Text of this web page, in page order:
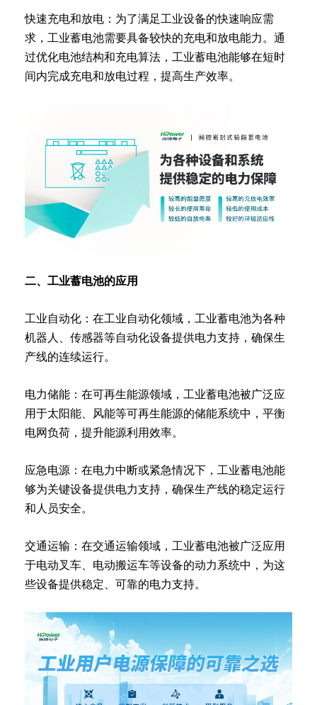
快速充电和放电：为了满足工业设备的快速响应需
求，工业蓄电池需要具备较快的充电和放电能力。通
过优化电池结构和充电算法，工业蓄电池能够在短时
间内完成充电和放电过程，提高生产效率。
二、工业蓄电池的应用
工业自动化：在工业自动化领域，工业蓄电池为各种
机器人、传感器等自动化设备提供电力支持，确保生
产线的连续运行。
电力储能：在可再生能源领域，工业蓄电池被广泛应
用于太阳能、风能等可再生能源的储能系统中，平衡
电网负荷，提升能源利用效率。
应急电源：在电力中断或紧急情况下，工业蓄电池能
够为关键设备提供电力支持，确保生产线的稳定运行
和人员安全。
交通运输：在交通运输领域，工业蓄电池被广泛应用
于电动叉车、电动搬运车等设备的动力系统中，为这
些设备提供稳定、可靠的电力支持。